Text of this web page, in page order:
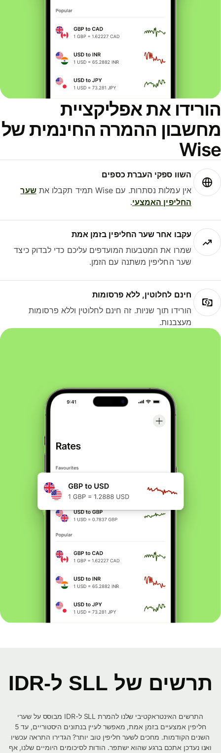
את אפליקציית
ההמרה החינמית של
השוו ספקי העברת כספים
אין עמלות נסתרות. עם Wise תמיד תקבלו את
שער
החליפין האמצעי.
עקבו אחר שער החליפין בזמן אמת
שמרו את המטבעות המועדפים עליכם כדי לבדוק כיצד
שער החליפין משתנה עם הזמן.
חינם לחלוטין, ללא פרסומות
הורידו תוך שניות. זה חינם לחלוטין וללא פרסומות
מעצבנות.
תרשים של SLL ל-IDR
התרשים האינטראקטיבי שלנו להמרת SLL ל-IDR מבוסס על שערי
חליפין אמצעיים בזמן אמת, מאפשר לעיין בנתונים היסטוריים, עד 5
השנים הקודמות. מחכים לשער חליפין טוב יותר? הגדירו התראה עכשיו
ואנו נעדכן אתכם ברגע שהוא ישתפר. הודות לסיכומים היומיים שלנו, אף